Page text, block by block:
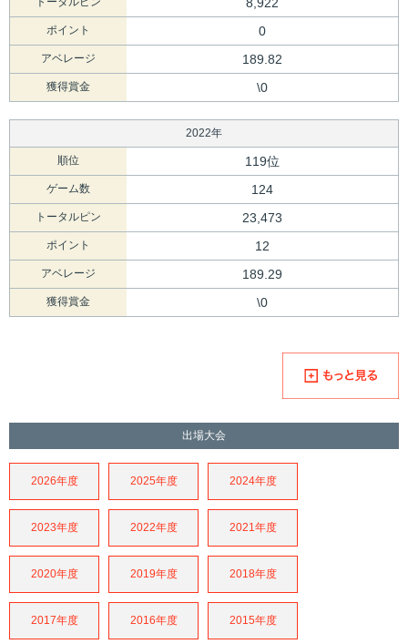
8,922
ポイント 0
アベレージ 189.82
獲得賞金 \0
2022年
順位 119位
ゲーム数 124
トータルピン 23,473
ポイント 12
アベレージ 189.29
獲得賞金 \0
出場大会
2026年度 2025年度 2024年度
2023年度 2022年度 2021年度
2020年度 2019年度 2018年度
2017年度 2016年度 2015年度